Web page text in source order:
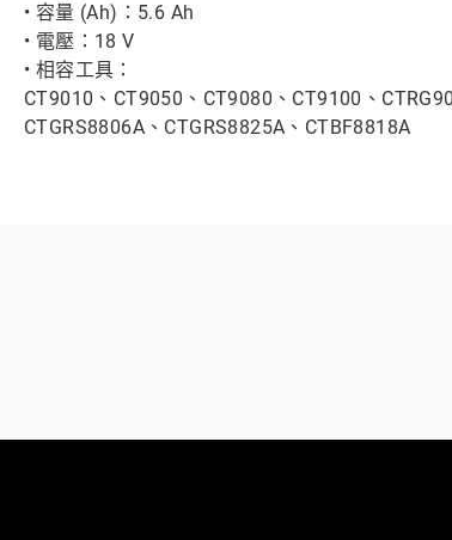
• 容量 (Ah)：5.6 Ah
• 電壓：18 V
• 相容工具：
CT9010、CT9050、CT9080、CT9100、
CTGRS8806A、CTGRS8825A、CTBF8818A